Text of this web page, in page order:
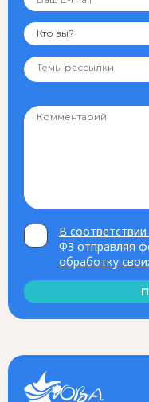
Кто вы?
В
ФЗ отправляя
обработку